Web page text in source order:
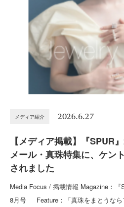
メディア紹介 2026.6.27
【メディア掲載】『SPUR
メール・真珠特集に、ケン
されました
Media Focus / 掲載情報 Magazine：
8月号 Feature：「真珠をまとうな